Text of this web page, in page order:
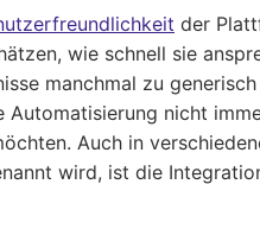
der
wie schnell sie
manchmal zu
nicht
Auch in
wird, ist die